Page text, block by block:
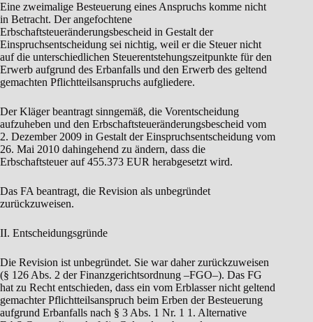
Eine zweimalige Besteuerung eines Anspruchs komme nicht
in Betracht. Der angefochtene
Erbschaftsteueränderungsbescheid in Gestalt der
Einspruchsentscheidung sei nichtig, weil er die Steuer nicht
auf die unterschiedlichen Steuerentstehungszeitpunkte für den
Erwerb aufgrund des Erbanfalls und den Erwerb des geltend
gemachten Pflichtteilsanspruchs aufgliedere.
Der Kläger beantragt sinngemäß, die Vorentscheidung
aufzuheben und den Erbschaftsteueränderungsbescheid vom
2. Dezember 2009 in Gestalt der Einspruchsentscheidung vom
26. Mai 2010 dahingehend zu ändern, dass die
Erbschaftsteuer auf 455.373 EUR herabgesetzt wird.
Das FA beantragt, die Revision als unbegründet
zurückzuweisen.
II. Entscheidungsgründe
Die Revision ist unbegründet. Sie war daher zurückzuweisen
(§ 126 Abs. 2 der Finanzgerichtsordnung –FGO–). Das FG
hat zu Recht entschieden, dass ein vom Erblasser nicht geltend
gemachter Pflichtteilsanspruch beim Erben der Besteuerung
aufgrund Erbanfalls nach § 3 Abs. 1 Nr. 1 1. Alternative